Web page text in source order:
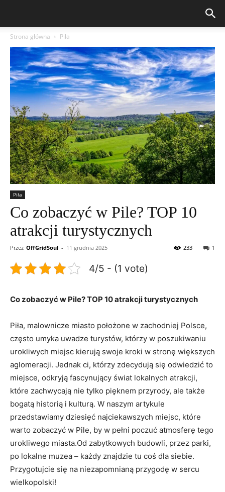
Strona główna Piła
Piła
Co zobaczyć w Pile? TOP 10
atrakcji turystycznych
Przez OffGridSoul - 11 grudnia 2025 1
233
4/5 - (1 vote)
Co zobaczyć w ⁣Pile? TOP​ 10 atrakcji turystycznych
Piła, ​malownicze miasto położone w zachodniej Polsce,⁢
często umyka uwadze turystów,⁢ którzy w​ poszukiwaniu
urokliwych miejsc kierują swoje kroki w stronę większych‍
aglomeracji. Jednak ci, którzy zdecydują się odwiedzić to
‌miejsce, odkryją fascynujący świat lokalnych atrakcji, ​
które zachwycają nie ⁢tylko​ pięknem⁤ przyrody, ale ⁤także
bogatą historią ​i ⁢kulturą.‌ W⁢ naszym artykule
przedstawiamy ⁢dziesięć najciekawszych miejsc, które
warto zobaczyć w Pile, by w pełni poczuć atmosferę⁤ tego⁤
urokliwego⁣ miasta.Od zabytkowych⁢ budowli, przez parki,⁣
po lokalne ​muzea ⁤– każdy znajdzie tu coś dla ‌siebie.​
Przygotujcie się na niezapomnianą‌ przygodę w sercu
wielkopolski!